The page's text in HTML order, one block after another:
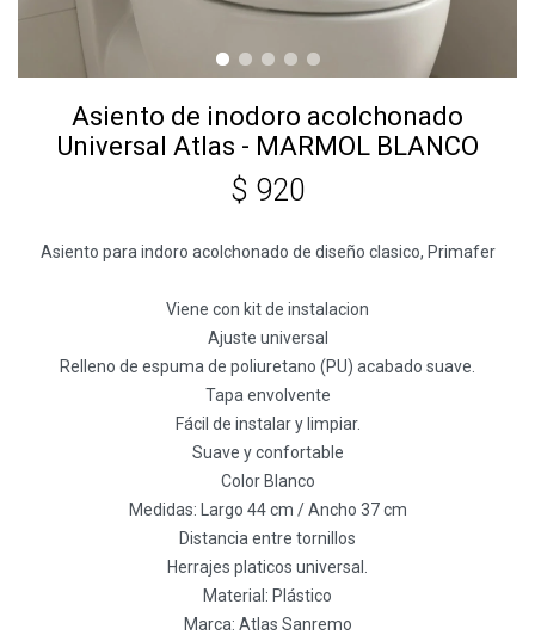
Asiento de inodoro acolchonado
Universal Atlas - MARMOL BLANCO
$ 920
Asiento para indoro acolchonado de diseño clasico, Primafer
Viene con kit de instalacion
Ajuste universal
Relleno de espuma de poliuretano (PU) acabado suave.
Tapa envolvente
Fácil de instalar y limpiar.
Suave y confortable
Color Blanco
Medidas: Largo 44 cm / Ancho 37 cm
Distancia entre tornillos
Herrajes platicos universal.
Material: Plástico
Marca: Atlas Sanremo